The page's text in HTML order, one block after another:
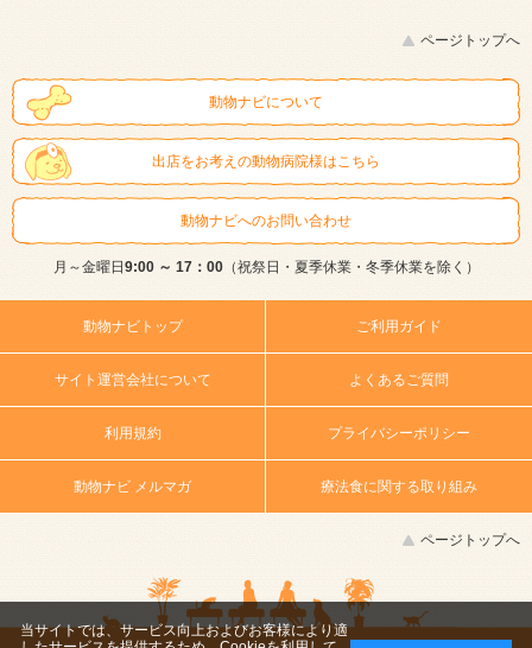
ページトップへ
動物ナビについて
出店をお考えの動物病院様はこちら
動物ナビへのお問い合わせ
月～金曜日 9:00 ～ 17：00（祝祭日・夏季休業・冬季休業を除く）
動物ナビトップ ご利用ガイド
サイト運営会社について よくあるご質問
利用規約 プライバシーポリシー
動物ナビ メルマガ 療法食に関する取り組み
ページトップへ
当サイトでは、サービス向上およびお客様により適